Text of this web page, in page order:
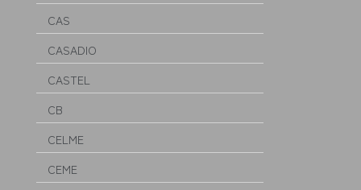
CAS
CASADIO
CASTEL
CB
CELME
CEME